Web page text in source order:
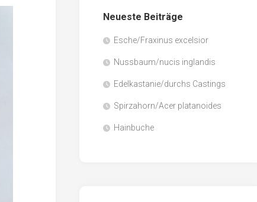
Sägenebenprodukte
Neueste Beiträge
Esche/Fraxinus excelsior
Nussbaum/nucis inglandis
Edelkastanie/durchs Castings
Spirzahorn/Acer platanoides
Hainbuche